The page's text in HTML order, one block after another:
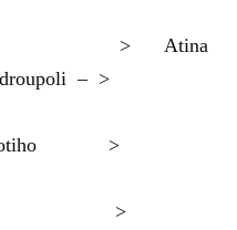
> Atina
– >
>
>